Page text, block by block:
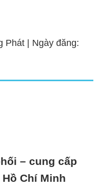
Phát | Ngày đăng:
– cung cấp
Chí Minh